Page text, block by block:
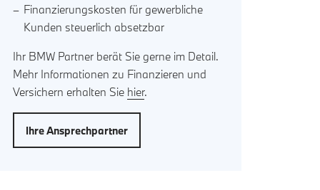
Finanzierungskosten für gewerbliche
Kunden steuerlich absetzbar
Ihr BMW Partner berät Sie gerne im Detail.
Mehr Informationen zu Finanzieren und
Versichern erhalten Sie hier.
Ihre Ansprechpartner